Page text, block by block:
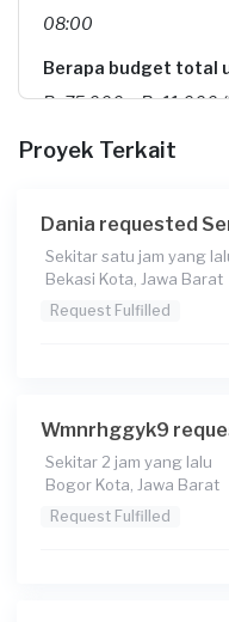
08:00
Berapa budget total
Rp75.000 + Rp11.000
Proyek Terkait
Dania requested
Sekitar satu jam yang
Bekasi Kota, Jawa Barat
Request Fulfilled
Wmnrhggyk9
Sekitar 2 jam yang lalu
Bogor Kota, Jawa Barat
Request Fulfilled